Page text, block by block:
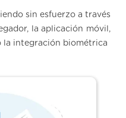
sin esfuerzo a través
la aplicación móvil,
la integración biométrica